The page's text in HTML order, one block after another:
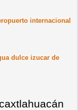
internacional
dulce izucar de